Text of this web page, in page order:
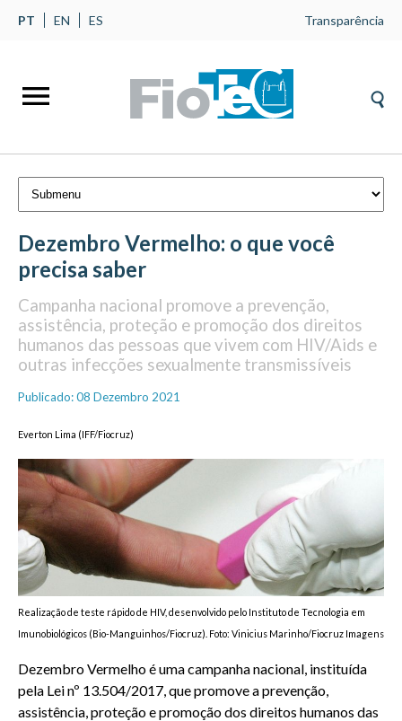
PT EN ES Transparência
Dezembro Vermelho: o que você
precisa saber
Campanha nacional promove a prevenção,
assistência, proteção e promoção dos direitos
humanos das pessoas que vivem com HIV/Aids e
outras infecções sexualmente transmissíveis
Publicado: 08 Dezembro 2021
Everton Lima (IFF/Fiocruz)
Realização de teste rápido de HIV, desenvolvido pelo Instituto de Tecnologia em
Imunobiológicos (Bio-Manguinhos/Fiocruz). Foto: Vinicius Marinho/Fiocruz Imagens
Dezembro Vermelho é uma campanha nacional, instituída
pela Lei nº 13.504/2017, que promove a prevenção,
assistência, proteção e promoção dos direitos humanos das